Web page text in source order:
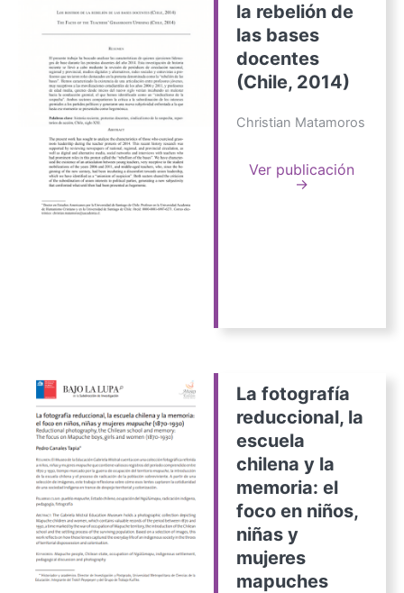
la rebelión de
las bases
docentes
(Chile, 2014)
Christian Matamoros
Ver publicación
→
La fotografía
reduccional, la
escuela
chilena y la
memoria: el
foco en niños,
niñas y
mujeres
mapuches